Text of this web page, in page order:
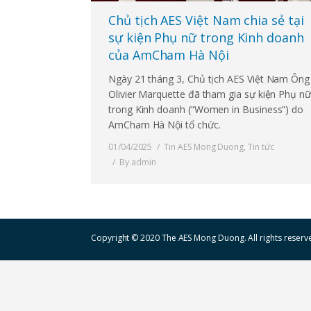
Chủ tịch AES Việt Nam chia sẻ tại
sự kiện Phụ nữ trong Kinh doanh
của AmCham Hà Nội
Ngày 21 tháng 3, Chủ tịch AES Việt Nam Ông
Olivier Marquette đã tham gia sự kiện Phụ nữ
trong Kinh doanh (“Women in Business”) do
AmCham Hà Nội tổ chức.
01/04/2025 Tin AES Mong Duong, Tin tức
By admin
Copyright © 2020 The AES Mong Duong. All rights